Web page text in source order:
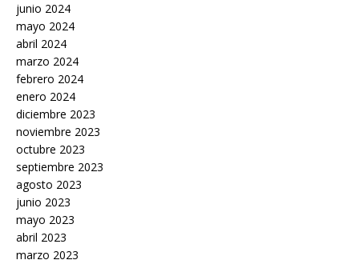
junio 2024
mayo 2024
abril 2024
marzo 2024
febrero 2024
enero 2024
diciembre 2023
noviembre 2023
octubre 2023
septiembre 2023
agosto 2023
junio 2023
mayo 2023
abril 2023
marzo 2023